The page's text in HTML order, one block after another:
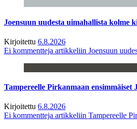
Joensuun uudesta uimahallista kolme
Kirjoitettu 6.8.2026
Ei kommentteja artikkeliin Joensuun
Tampereelle Pirkanmaan
Kirjoitettu 6.8.2026
Ei kommentteja artikkeliin Tampereelle